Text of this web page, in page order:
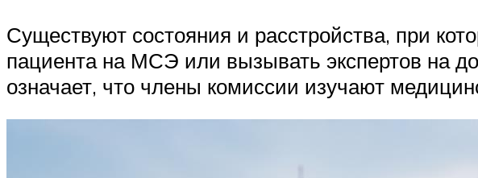
Существуют состояния и расстройства, при
пациента на МСЭ или вызывать экспертов на
означает, что члены комиссии изучают